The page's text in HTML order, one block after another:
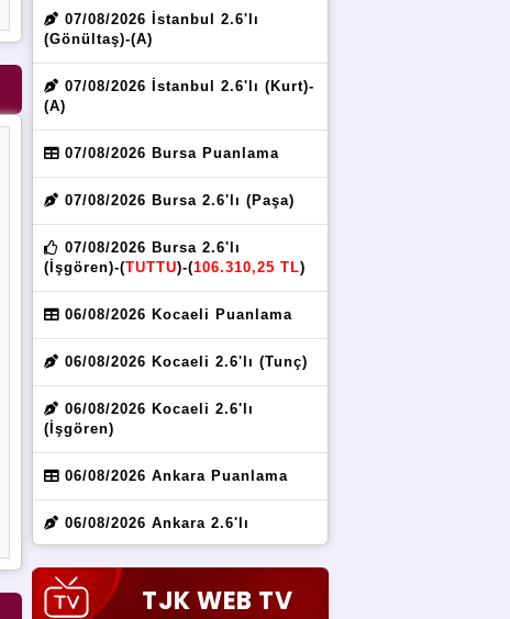
07/08/2026 İstanbul 2.6'lı
(Gönültaş)-(A)
07/08/2026 İstanbul 2.6'lı (Kurt)-
(A)
07/08/2026 Bursa Puanlama
07/08/2026 Bursa 2.6'lı (Paşa)
07/08/2026 Bursa 2.6'lı
(İşgören)-(TUTTU)-(106.310,25 TL)
06/08/2026 Kocaeli Puanlama
06/08/2026 Kocaeli 2.6'lı (Tunç)
06/08/2026 Kocaeli 2.6'lı
(İşgören)
06/08/2026 Ankara Puanlama
06/08/2026 Ankara 2.6'lı
(Gönültaş)
06/08/2026 Ankara 2.6'lı (Kurt)
TJK WEB TV